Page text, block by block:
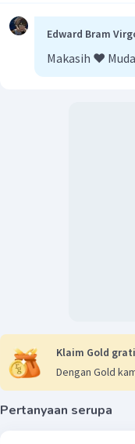
Edward Bram
Makasih ❤️
Klaim Gold
Dengan Gold
Pertanyaan serupa